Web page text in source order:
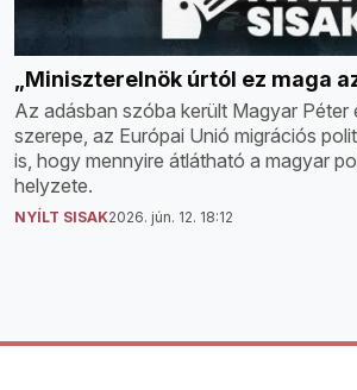
„Miniszterelnök úrtól ez maga
Az adásban szóba került Magyar Péter
szerepe, az Európai Unió migrációs
is, hogy mennyire átlátható a magyar
helyzete.
NYÍLT SISAK2026. jún. 12. 18:12